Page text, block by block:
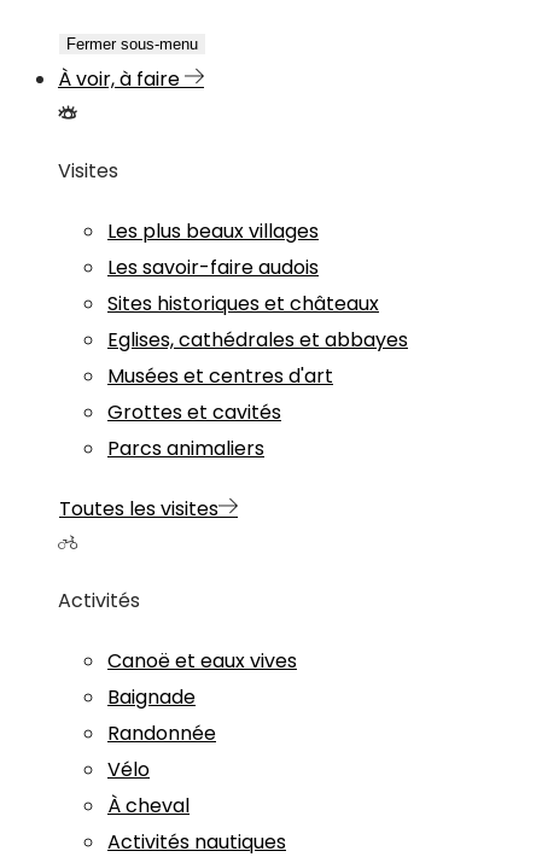
Fermer sous-menu
À voir, à faire
Visites
Les plus beaux villages
Les savoir-faire audois
Sites historiques et châteaux
Eglises, cathédrales et abbayes
Musées et centres d'art
Grottes et cavités
Parcs animaliers
Toutes les visites
Activités
Canoë et eaux vives
Baignade
Randonnée
Vélo
À cheval
Activités nautiques